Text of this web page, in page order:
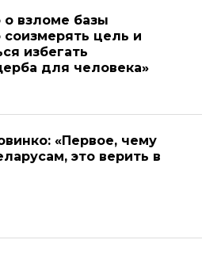
о взломе базы
цель и
избегать
для человека»
«Первое, чему
это верить в